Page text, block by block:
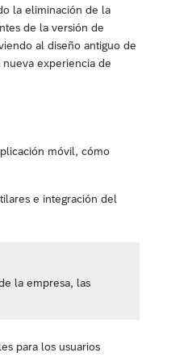
la eliminación de la
de la versión de
al diseño antiguo de
experiencia de
móvil, cómo
e integración del
la empresa, las
para los usuarios